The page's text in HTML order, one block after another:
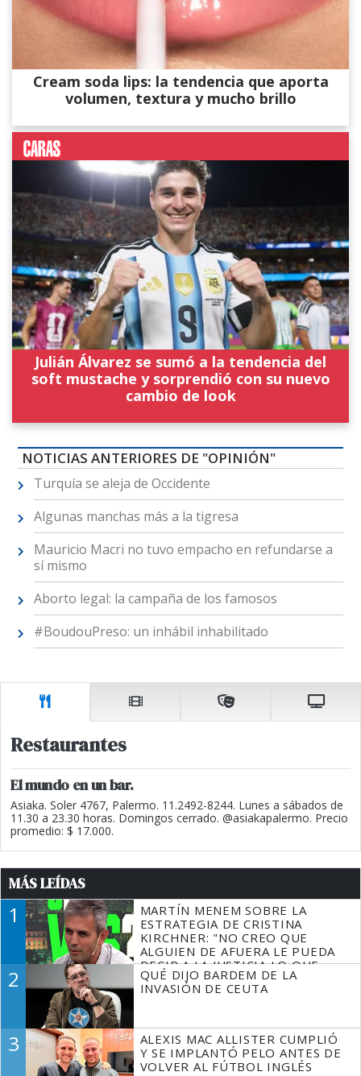
Cream soda lips: la tendencia que aporta
volumen, textura y mucho brillo
Julián Álvarez se sumó a la tendencia del
soft mustache y sorprendió con su nuevo
cambio de look
NOTICIAS ANTERIORES DE "OPINIÓN"
Turquía se aleja de Occidente
Algunas manchas más a la tigresa
Mauricio Macri no tuvo empacho en refundarse a
sí mismo
Aborto legal: la campaña de los famosos
#BoudouPreso: un inhábil inhabilitado
Restaurantes
El mundo en un bar.
Asiaka. Soler 4767, Palermo. 11.2492-8244. Lunes a sábados de
11.30 a 23.30 horas. Domingos cerrado. @asiakapalermo. Precio
promedio: $ 17.000.
MÁS LEÍDAS
1
MARTÍN MENEM SOBRE LA
ESTRATEGIA DE CRISTINA
KIRCHNER: "NO CREO QUE
ALGUIEN DE AFUERA LE PUEDA
DECIR A LA JUSTICIA LO QUE
TIENE QUE HACER"
2
QUÉ DIJO BARDEM DE LA
INVASIÓN DE CEUTA
3
ALEXIS MAC ALLISTER CUMPLIÓ
Y SE IMPLANTÓ PELO ANTES DE
VOLVER AL FÚTBOL INGLÉS